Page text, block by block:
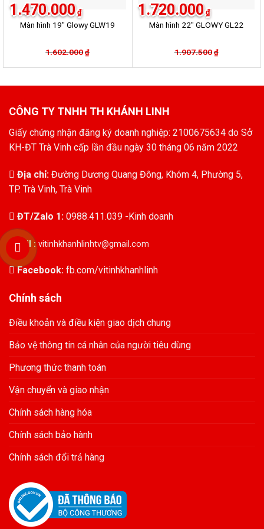
Màn hình 19″ Glowy GLW19
1.602.000 ₫Giá
1.470.000 ₫
Giá
Màn hình 22″ GLOWY GL22
1.907.500 ₫Giá
1.720.000 ₫
Giá
CÔNG TY TNHH TH KHÁNH LINH
Giấy chứng nhận đăng ký doanh nghiệp: 2100675634 do Sở
KH-ĐT Trà Vinh cấp lần đầu ngày 30 tháng 06 năm 2022
Địa chỉ: Đường Dương Quang Đông, Khóm 4, Phường 5,
TP. Trà Vinh, Trà Vinh
ĐT/Zalo 1: 0988.411.039 -Kinh doanh
Email :vitinhkhanhlinhtv@gmail.com
Facebook: fb.com/vitinhkhanhlinh
Chính sách
Điều khoản và điều kiện giao dịch chung
Bảo vệ thông tin cá nhân của người tiêu dùng
Phương thức thanh toán
Vận chuyển và giao nhận
Chính sách hàng hóa
Chính sách bảo hành
Chính sách đổi trả hàng